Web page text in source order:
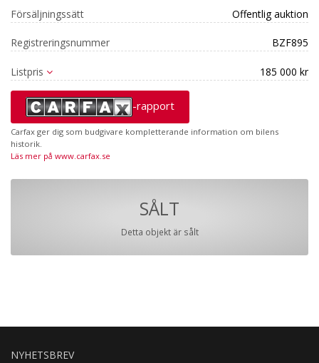
Försäljningssätt Offentlig auktion
Registreringsnummer BZF895
Listpris 185 000 kr
-rapport
Carfax ger dig som budgivare kompletterande information om bilens
historik.
Läs mer på www.carfax.se
SÅLT
Detta objekt är sålt
NYHETSBREV